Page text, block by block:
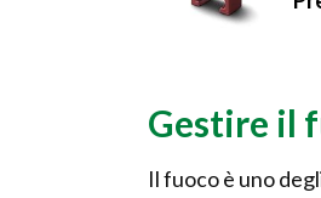
Gestire il
Il fuoco è uno